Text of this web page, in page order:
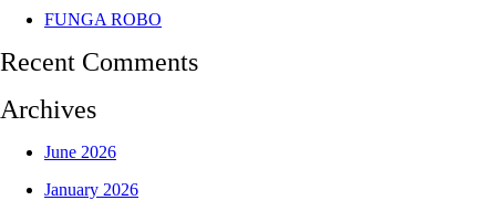
FUNGA ROBO
Recent Comments
Archives
June 2026
January 2026